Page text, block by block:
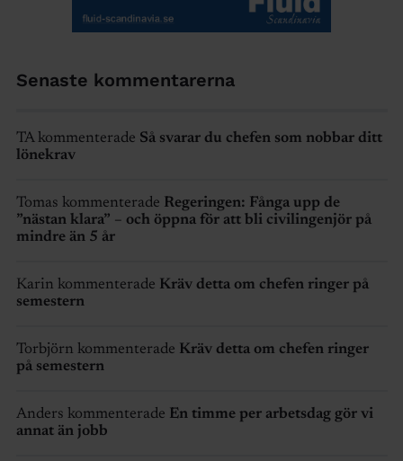
Senaste kommentarerna
TA kommenterade Så svarar du chefen som nobbar ditt
lönekrav
Tomas kommenterade Regeringen: Fånga upp de
”nästan klara” – och öppna för att bli civilingenjör på
mindre än 5 år
Karin kommenterade Kräv detta om chefen ringer på
semestern
Torbjörn kommenterade Kräv detta om chefen ringer
på semestern
Anders kommenterade En timme per arbetsdag gör vi
annat än jobb